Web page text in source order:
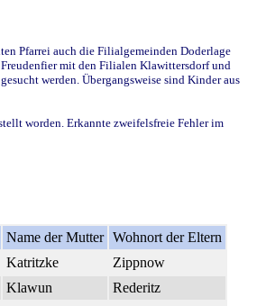
Pfarrei auch die Filialgemeinden Doderlage
mit den Filialen Klawittersdorf und
werden. Übergangsweise sind Kinder aus
worden. Erkannte zweifelsfreie Fehler im
Name der Mutter Wohnort der Eltern
Katritzke
Zippnow
Klawun
Rederitz